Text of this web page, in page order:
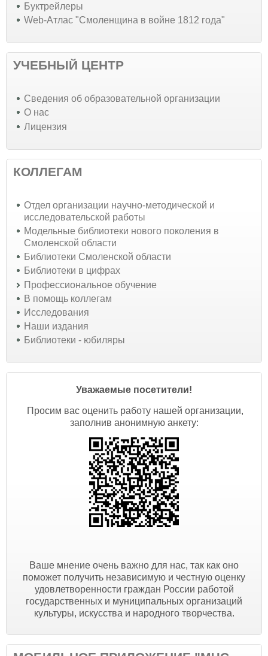
Буктрейлеры
Web-Атлас "Смоленщина в войне 1812 года"
УЧЕБНЫЙ ЦЕНТР
Cведения об образовательной организации
О нас
Лицензия
КОЛЛЕГАМ
Отдел организации научно-методической и
исследовательской работы
Модельные библиотеки нового поколения в
Смоленской области
Библиотеки Смоленской области
Библиотеки в цифрах
Профессиональное обучение
В помощь коллегам
Исследования
Наши издания
Библиотеки - юбиляры
Уважаемые посетители!
Просим вас оценить работу нашей организации,
заполнив анонимную анкету:
Ваше мнение очень важно для нас, так как оно
поможет получить независимую и честную оценку
удовлетворенности граждан России работой
государственных и муниципальных организаций
культуры, искусства и народного творчества.